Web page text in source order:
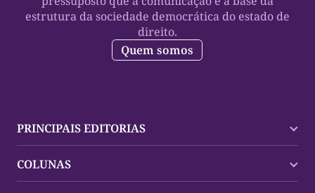
estrutura da sociedade democrática do estado de
direito.
Quem somos
PRINCIPAIS EDITORIAS
Palmas
COLUNAS